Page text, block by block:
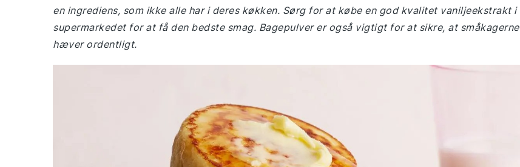
en ingrediens, som ikke alle har i deres køkken. Sørg for at købe en god kvalitet vaniljeekstrakt i
supermarkedet for at få den bedste smag. Bagepulver er også vigtigt for at sikre, at småkagerne
hæver ordentligt.